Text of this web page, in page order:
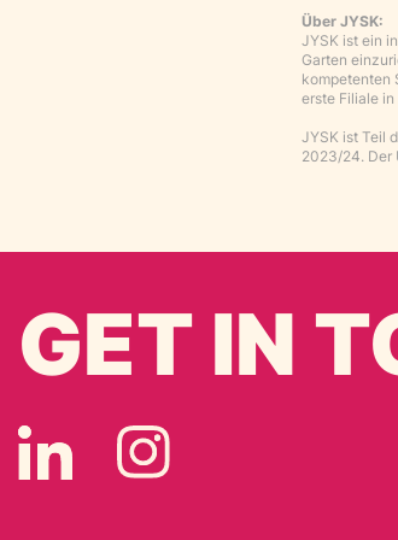
Über JYSK:
JYSK ist ein
Garten
kompetenten
erste Filiale
JYSK ist Teil
2023/24. Der
GET IN